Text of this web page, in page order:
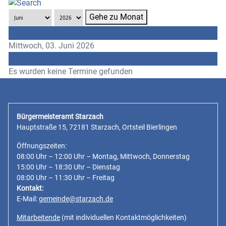
Gehe zu Monat
Mittwoch, 03. Juni 2026
Es wurden keine Termine gefunden
Bürgermeisteramt Starzach
Hauptstraße 15, 72181 Starzach, Ortsteil Bierlingen
Öffnungszeiten:
08:00 Uhr – 12:00 Uhr – Montag, Mittwoch, Donnerstag
15:00 Uhr – 18:30 Uhr – Dienstag
08:00 Uhr – 11:30 Uhr – Freitag
Kontakt:
E-Mail:gemeinde@starzach.de
Mitarbeitende (mit individuellen Kontaktmöglichkeiten)